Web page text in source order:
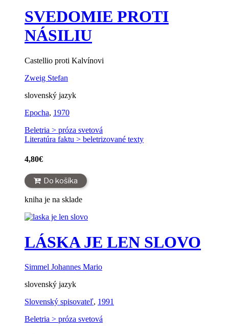
SVEDOMIE PROTI
NÁSILIU
Castellio proti Kalvínovi
Zweig Stefan
slovenský jazyk
Epocha, 1970
Beletria > próza svetová
Literatúra faktu > beletrizované texty
4,80€
Do košíka
kniha je na sklade
LÁSKA JE LEN SLOVO
Simmel Johannes Mario
slovenský jazyk
Slovenský spisovateľ, 1991
Beletria > próza svetová